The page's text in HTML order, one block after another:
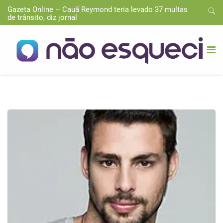
Gazeta Online – Cauã Reymond teria levado 37 multas
de trânsito, diz jornal